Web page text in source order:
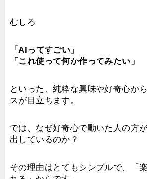
むしろ
「AIってすごい」
「これ使って何か作ってみたい」
といった、純粋な興味や好奇心か
スが目立ちます。
では、なぜ好奇心で動いた人の方
出しているのか？
その理由はとてもシンプルで、「